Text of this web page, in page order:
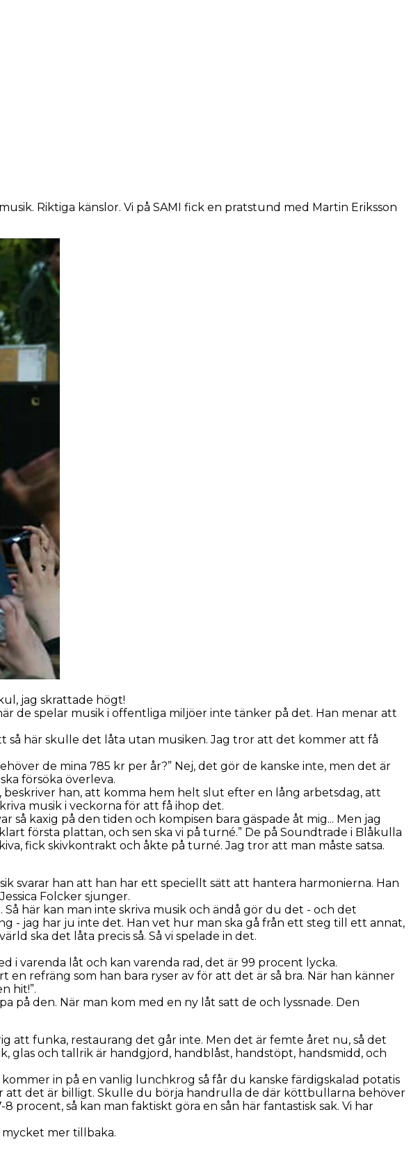
Riktiga känslor. Vi på SAMI fick en pratstund med Martin Eriksson
jag skrattade högt!
de spelar musik i offentliga miljöer inte tänker på det. Han menar att
så här skulle det låta utan musiken. Jag tror att det kommer att få
de mina 785 kr per år?” Nej, det gör de kanske inte, men det är
försöka överleva.
han, att komma hem helt slut efter en lång arbetsdag, att
musik i veckorna för att få ihop det.
så kaxig på den tiden och kompisen bara gäspade åt mig... Men jag
första plattan, och sen ska vi på turné.” De på Soundtrade i Blåkulla
fick skivkontrakt och åkte på turné. Jag tror att man måste satsa.
svarar han att han har ett speciellt sätt att hantera harmonierna. Han
Folcker sjunger.
här kan man inte skriva musik och ändå gör du det - och det
- jag har ju inte det. Han vet hur man ska gå från ett steg till ett annat,
ska det låta precis så. Så vi spelade in det.
i varenda låt och kan varenda rad, det är 99 procent lycka.
refräng som han bara ryser av för att det är så bra. När han känner
hit!”.
på den. När man kom med en ny låt satt de och lyssnade. Den
att funka, restaurang det går inte. Men det är femte året nu, så det
glas och tallrik är handgjord, handblåst, handstöpt, handsmidd, och
in på en vanlig lunchkrog så får du kanske färdigskalad potatis
det är billigt. Skulle du börja handrulla de där köttbullarna behöver
procent, så kan man faktiskt göra en sån här fantastisk sak. Vi har
mycket mer tillbaka.